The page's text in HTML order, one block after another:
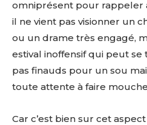
omniprésent pour rappeler
il ne vient pas visionner un
ou un drame très engagé,
estival inoffensif qui peut
pas finauds pour un sou
toute attente à faire
Car c’est bien sur cet